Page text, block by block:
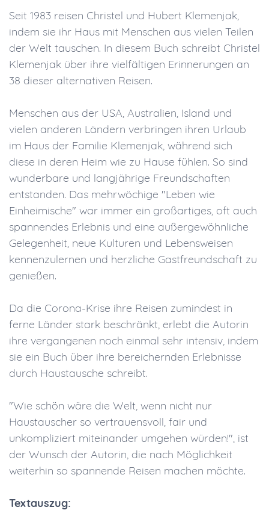
Seit 1983 reisen Christel und Hubert Klemenjak,
indem sie ihr Haus mit Menschen aus vielen Teilen
der Welt tauschen. In diesem Buch schreibt Christel
Klemenjak über ihre vielfältigen Erinnerungen an
38 dieser alternativen Reisen.
Menschen aus der USA, Australien, Island und
vielen anderen Ländern verbringen ihren Urlaub
im Haus der Familie Klemenjak, während sich
diese in deren Heim wie zu Hause fühlen. So sind
wunderbare und langjährige Freundschaften
entstanden. Das mehrwöchige "Leben wie
Einheimische" war immer ein großartiges, oft auch
spannendes Erlebnis und eine außergewöhnliche
Gelegenheit, neue Kulturen und Lebensweisen
kennenzulernen und herzliche Gastfreundschaft zu
genießen.
Da die Corona-Krise ihre Reisen zumindest in
ferne Länder stark beschränkt, erlebt die Autorin
ihre vergangenen noch einmal sehr intensiv, indem
sie ein Buch über ihre bereichernden Erlebnisse
durch Haustausche schreibt.
"Wie schön wäre die Welt, wenn nicht nur
Haustauscher so vertrauensvoll, fair und
unkompliziert miteinander umgehen würden!", ist
der Wunsch der Autorin, die nach Möglichkeit
weiterhin so spannende Reisen machen möchte.
Textauszug: